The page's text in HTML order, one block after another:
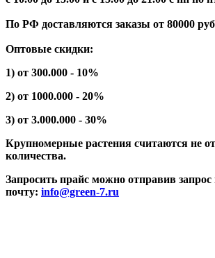
По РФ доставляются заказы от 80000
Оптовые скидки:
1) от 300.000 - 10%
2) от 1000.000 - 20%
3) от 3.000.000 - 30%
Крупномерные растения считаются не
количества.
Запросить прайс можно отправив запрос
почту: info@green-7.ru